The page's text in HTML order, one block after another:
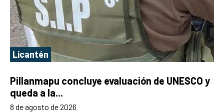
Licantén
Pillanmapu concluye evaluación de UNESCO y
queda a la...
8 de agosto de 2026